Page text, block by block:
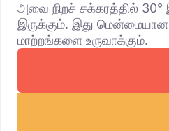
அவை நிறச் சக்கரத்தில் 30°
இருக்கும். இது
மாற்றங்களை உருவாக்கும்.